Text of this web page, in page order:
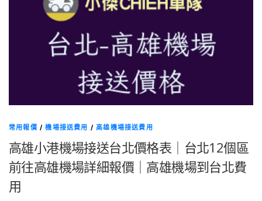
常用報價 /機場接送費用 /高雄機場接送費用
高雄小港機場接送台北價格表｜台北12個區
前往高雄機場詳細報價｜高雄機場到台北費
用